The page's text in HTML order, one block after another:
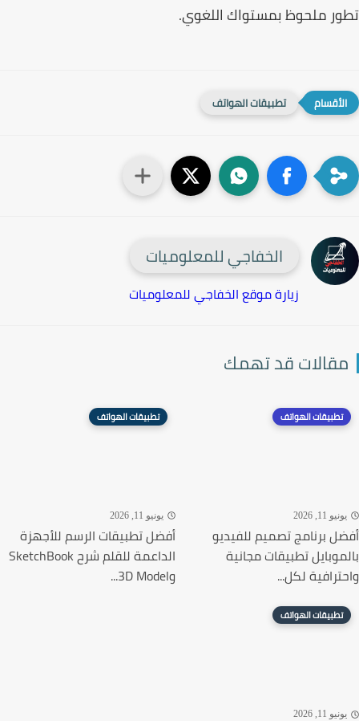
ملحوظ بمستواك اللغوي.
تطبيقات الهواتف
الخفاجي للمعلوميات
زيارة موقع الخفاجي للمعلوميات
قد تهمك
تطبيقات الهواتف
11, 2026
برنامج تصميم للفيديو
تطبيقات مجانية
لكل...
تطبيقات الهواتف
يونيو 11, 2026
أفضل تطبيقات الرسم للأجهزة
الداعمة للقلم شرح SketchBook
تطبيقات الهواتف
11, 2026